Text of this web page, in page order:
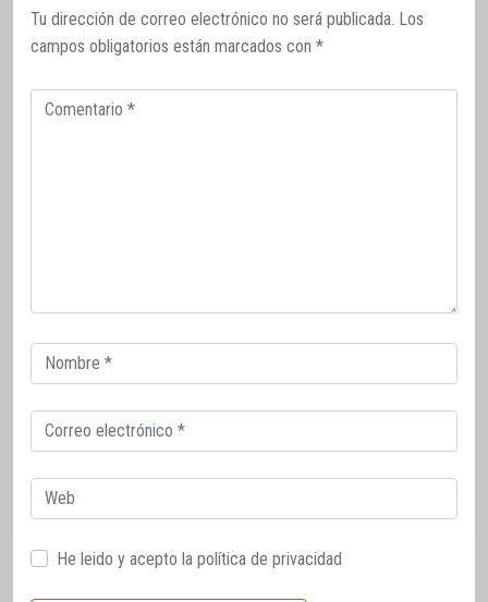
Tu dirección de correo electrónico no será publicada. Los
campos obligatorios están marcados con *
Comentario
Correo
electrónico
Correo
electrónico
Web
He leido y acepto la política de privacidad